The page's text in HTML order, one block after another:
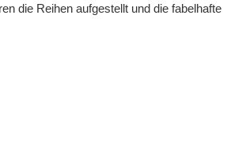
die Reihen aufgestellt und die fabelhafte